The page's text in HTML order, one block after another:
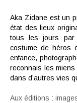
Aka Zidane est un
état des lieux
tous les jours par
costume de héros
enfance,
reconnais les
dans d’autres vies
Aux éditions :